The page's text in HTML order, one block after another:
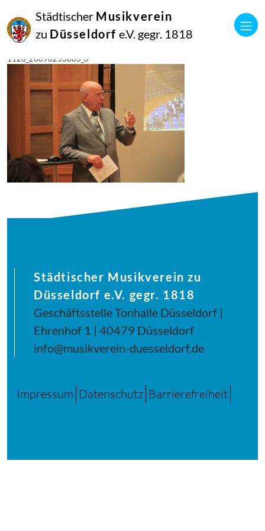
Städtischer Musikverein
zu Düsseldorf e.V. gegr. 1818
Dezember
2016
Manfred Hill
1120_26096253803_o
Städtischer Musikverein zu
Düsseldorf e.V. gegr. 1818
Geschäftsstelle Tonhalle Düsseldorf |
Ehrenhof 1 | 40479 Düsseldorf
info@musikverein-duesseldorf.de
Impressum Datenschutz Barrierefreiheit